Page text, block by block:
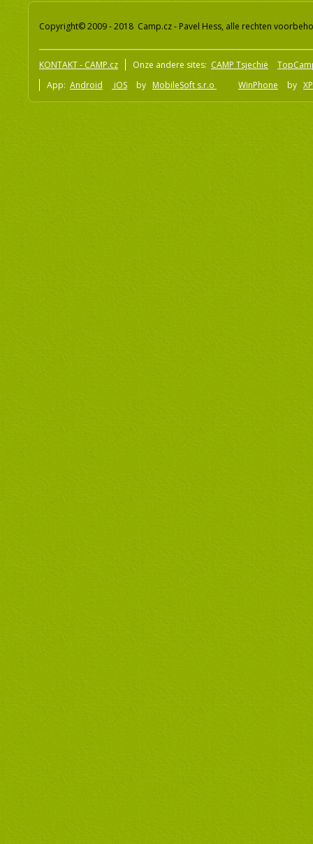
Copyright© 2009 - 2018 Camp.cz - Pavel Hess, alle rechten
KONTAKT - CAMP.cz Onze andere sites: CAMP Tsjechië
App: Android iOS by MobileSoft s.r.o WinPhone by